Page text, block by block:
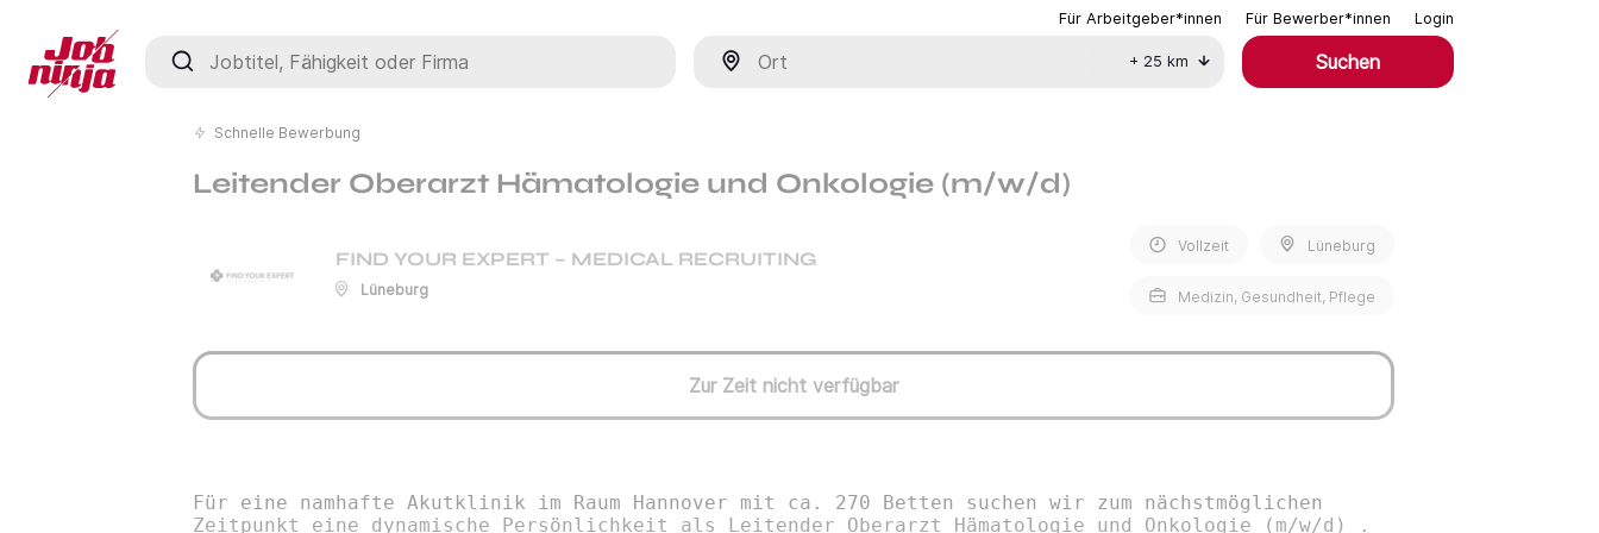
Für Arbeitgeber*innen Für Bewerber*innen Login
Jobtitel, Fähigkeit oder Firma
+ 25 km Suchen
Schnelle Bewerbung
Leitender Oberarzt Hämatologie und Onkologie (m/w/d)
FIND YOUR EXPERT – MEDICAL RECRUITING
Lüneburg
Vollzeit Lüneburg
Medizin, Gesundheit, Pflege
Zur Zeit nicht verfügbar
Für eine namhafte Akutklinik im Raum Hannover mit ca. 270 Betten suchen wir zum nächstmöglichen
Zeitpunkt eine dynamische Persönlichkeit als Leitender Oberarzt Hämatologie und Onkologie (m/w/d) .